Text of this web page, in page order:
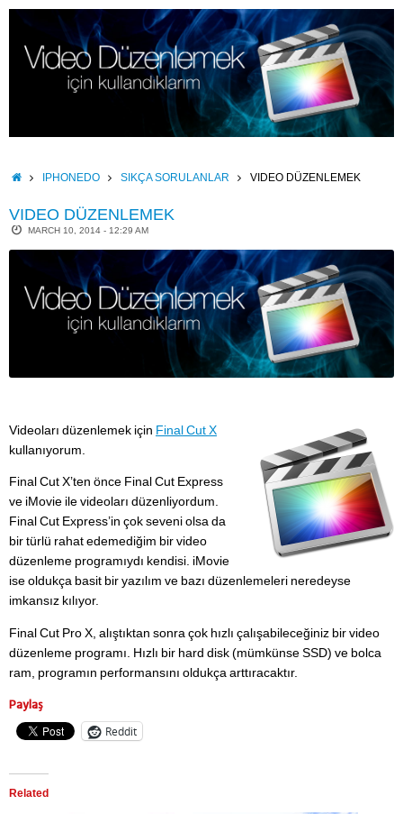
Skip
content
HOMEIPHONEDO SIKÇA SORULANLAR VIDEO DÜZENLEMEK
VIDEO DÜZENLEMEK
MARCH 10, 2014 - 12:29 AM
Videoları düzenlemek için Final Cut X
kullanıyorum.
Final Cut X’ten önce Final Cut Express
ve iMovie ile videoları düzenliyordum.
Final Cut Express’in çok seveni olsa da
bir türlü rahat edemediğim bir video
düzenleme programıydı kendisi. iMovie
ise oldukça basit bir yazılım ve bazı düzenlemeleri neredeyse
imkansız kılıyor.
Final Cut Pro X, alıştıktan sonra çok hızlı çalışabileceğiniz bir video
düzenleme programı. Hızlı bir hard disk (mümkünse SSD) ve bolca
ram, programın performansını oldukça arttıracaktır.
Paylaş
Reddit
Related